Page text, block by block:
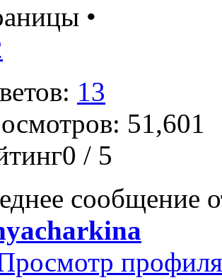
•
13
51,601
/ 5
сообщение
профиля